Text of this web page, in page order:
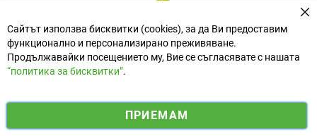
f
i
n
y
o
Електронен магазин
Сайтът използва бисквитки (cookies), за да Ви предоставим
функционално и персонализирано преживяване.
Продължавайки посещението му, Вие се съгласявате с нашата
“политика за бисквитки”.
ПРИЕМАМ